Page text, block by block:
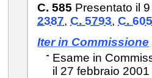
C. 585 Presentato il
2387,C. 5793,C.
Iter in Commissione
Esame in
il 27 febbraio